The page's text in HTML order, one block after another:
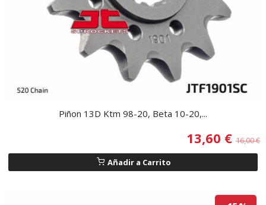
Piñon 13D Ktm 98-20, Beta 10-20,...
13,60 € 16,00 €
Añadir a Carrito